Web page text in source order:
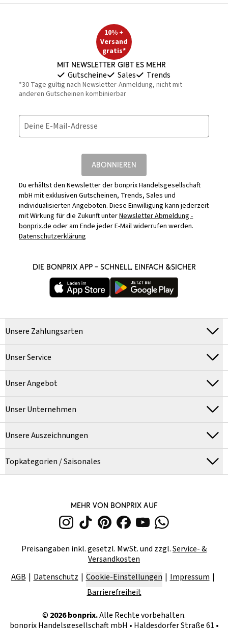
10% +
Versand
gratis*
Mit Newsletter gibt es mehr
Gutscheine Sales Trends
*30 Tage gültig nach Newsletter-Anmeldung, nicht mit
anderen Gutscheinen kombinierbar
Deine E-Mail-Adresse
ABONNIEREN
Du erhältst den Newsletter der bonprix Handelsgesellschaft
mbH mit exklusiven Gutscheinen, Trends, Sales und
individualisierten Angeboten. Diese Einwilligung kann jederzeit
mit Wirkung für die Zukunft unterNewsletter Abmeldung -
bonprix.deoder am Ende jeder E-Mail widerrufen werden.
Datenschutzerklärung
DIE BONPRIX APP – SCHNELL, EINFACH &SICHER
Unsere Zahlungsarten
Unser Service
Unser Angebot
Unser Unternehmen
Unsere Auszeichnungen
Topkategorien / Saisonales
MEHR VON BONPRIX AUF
Preisangaben inkl. gesetzl. MwSt. und zzgl.Service- &
Versandkosten
AGB
Datenschutz Cookie-Einstellungen
Impressum
Barrierefreiheit
© 2026bonprix.Alle Rechte vorbehalten.
bonprix Handelsgesellschaft mbH • Haldesdorfer Straße 61 •